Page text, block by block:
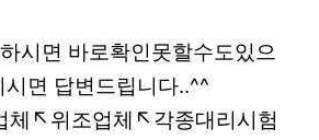
시면 바로확인못할수도있으
면 답변드립니다..^^
체↖위조업체↖각종대리시험